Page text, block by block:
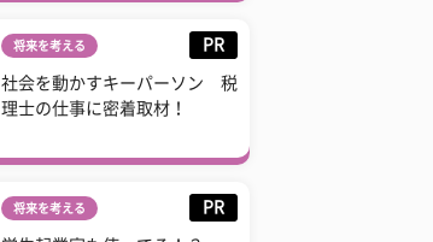
将来を考える PR
社会を動かすキーパーソン 税
理士の仕事に密着取材！
将来を考える PR